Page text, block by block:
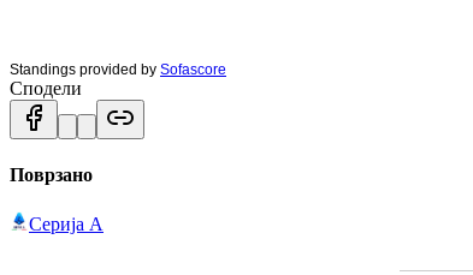
Standings provided by Sofascore
Сподели
Поврзано
Серија А